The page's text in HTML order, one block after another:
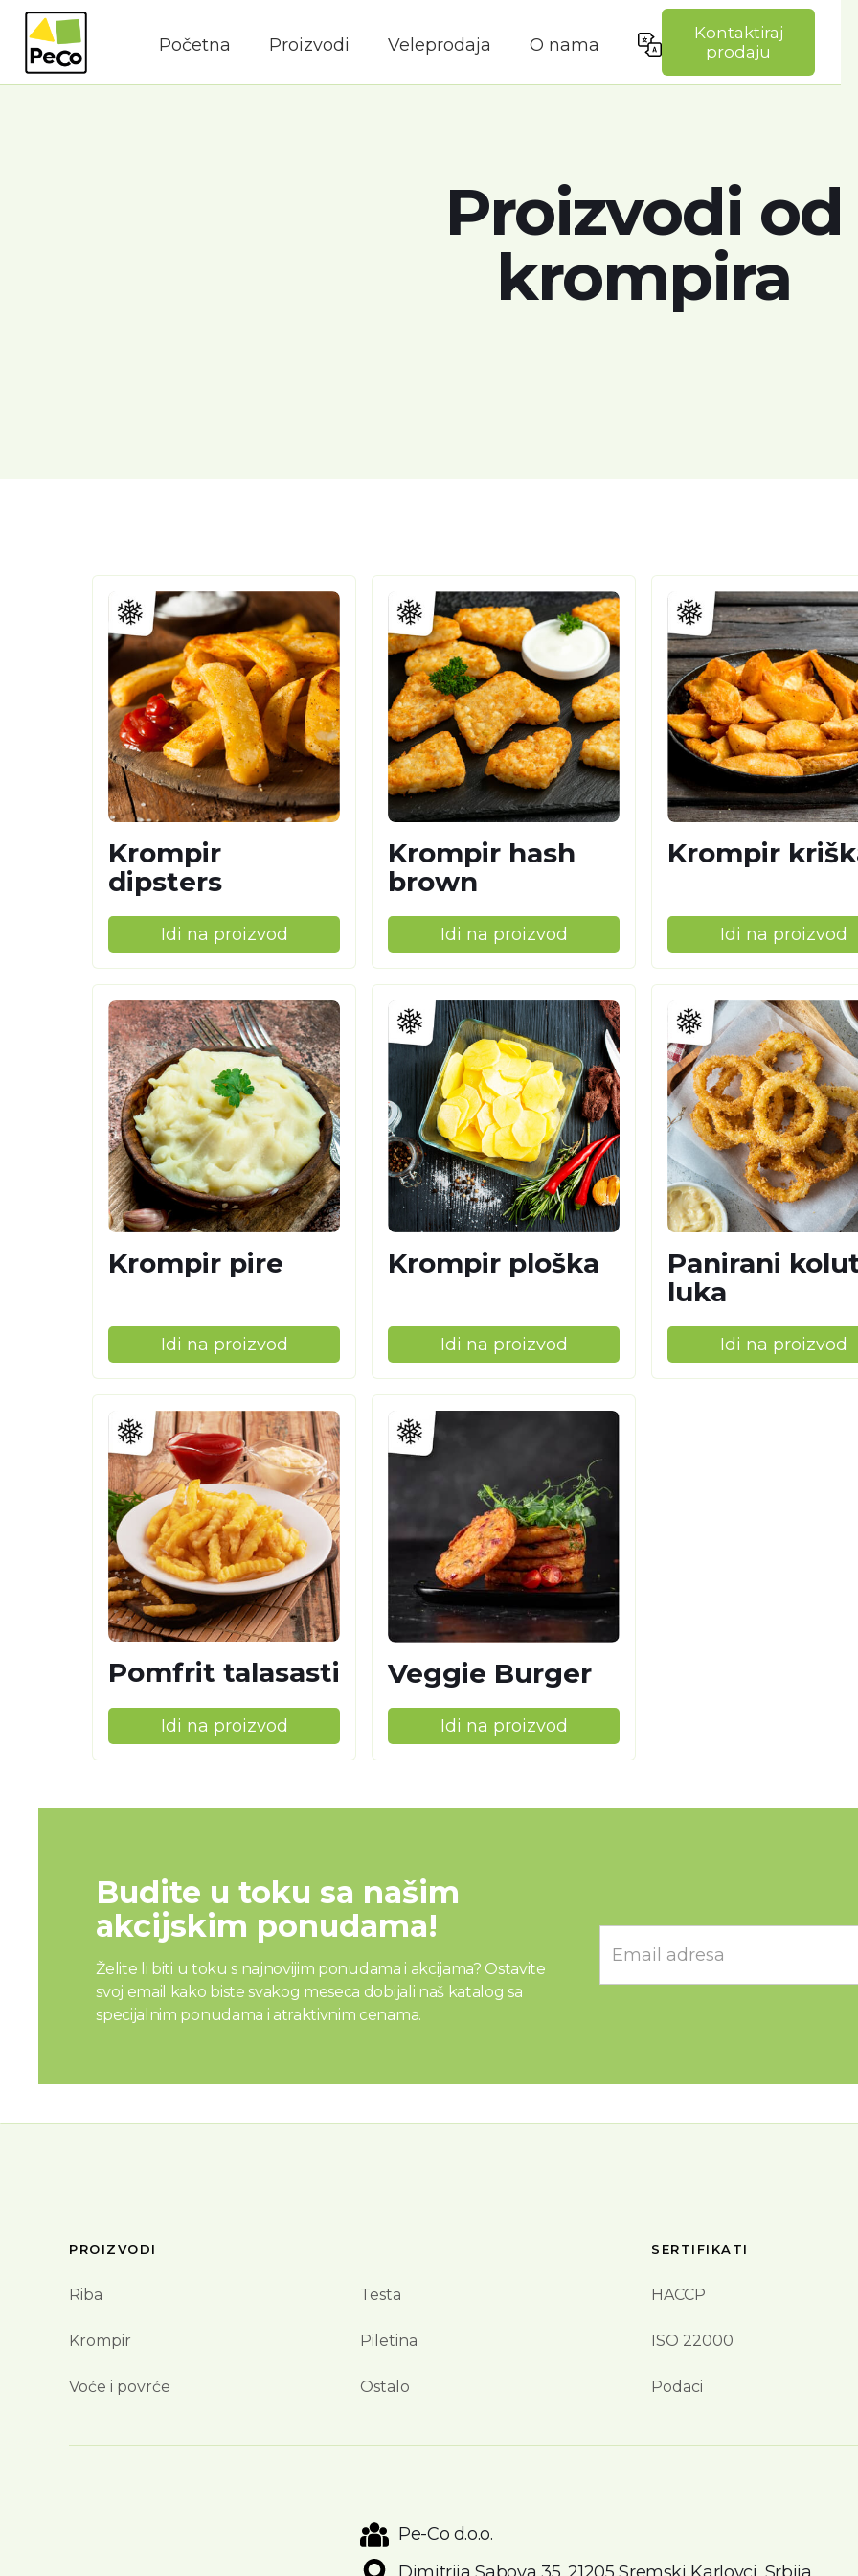
Početna Proizvodi Veleprodaja O nama
Kontaktiraj
prodaju
Proizvodi od
krompira
Idi na proizvod
Krompir
dipsters
Idi na proizvod
Krompir hash
brown
Idi na proizvod
Krompir
Idi na proizvod
Krompir pire
Idi na proizvod
Krompir ploška
Idi na proizvod
Panirani
luka
Idi na proizvod
Pomfrit talasasti
Idi na proizvod
Veggie Burger
Budite u toku sa našim
akcijskim ponudama!
Želite li biti u toku s najnovijim ponudama i akcijama? Ostavite
svoj email kako biste svakog meseca dobijali naš katalog sa
specijalnim ponudama i atraktivnim cenama.
PROIZVODI
Riba
Krompir
Voće i povrće
SERTIFIKATI
HACCP
ISO 22000
Podaci
Testa
Piletina
Ostalo
Pe-Co d.o.o.